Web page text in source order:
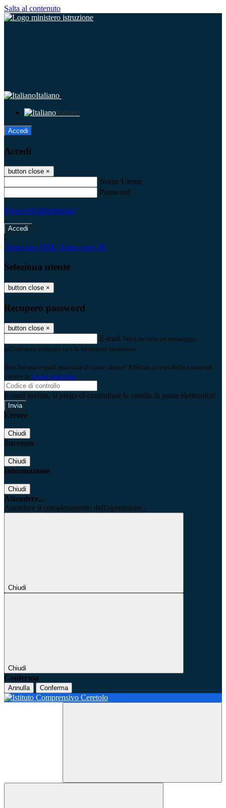
Salta al contenuto
Italiano
Italiano
Accedi
Accedi
button close ×
Nome Utente
Password
Password dimenticata?
-
Entra con SPID Entra con CIE
Seleziona utente
button close ×
Recupero password
button close ×
E-mail Verrà inviato un messaggio
all'indirizzo indicato con le istruzioni necessarie.
Non hai una e-mail associata al nome utente? Effettua il reset della password
tramite la Login Spaggiari
E-mail inviata, si prega di controllare la casella di posta elettronica!
Errore
Chiudi
Successo
Chiudi
Informazione
Chiudi
Attendere...
Attendere il completamento dell'operazione...
Chiudi
Chiudi
Conferma
Annulla Conferma